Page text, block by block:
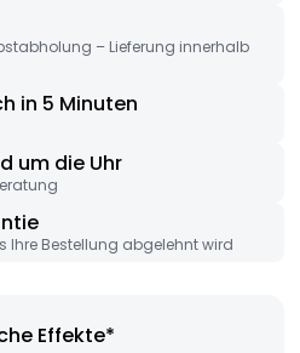
– Lieferung innerhalb
in 5 Minuten
um die Uhr
Ihre Bestellung abgelehnt wird
Effekte*